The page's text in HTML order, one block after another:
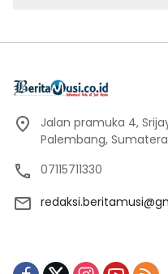
Jalan pramuka 4,
Palembang, Sumatera
07115711330